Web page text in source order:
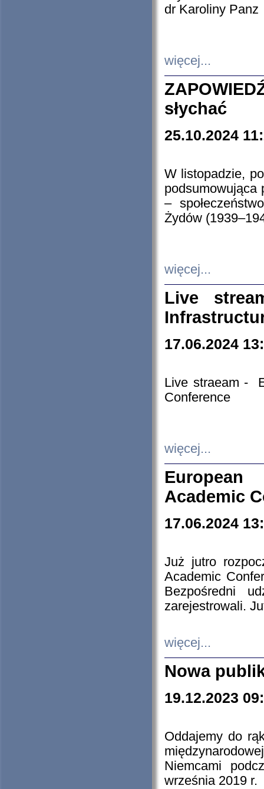
dr Karoliny Panz
więcej...
słychać
25.10.2024
W listopadzie,
podsumowująca
–
Żydów
więcej...
Live
17.06.2024
Live straeam -
Conference
więcej...
European
Academic
17.06.2024
Już jutro
Academic
Bezpośredni
zarejestrowali.
więcej...
Nowa
19.12.2023
Oddajemy do
Niemcami
września 2019 r.